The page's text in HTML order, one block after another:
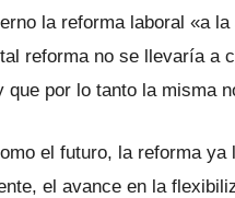
la reforma laboral «a
reforma no se llevaría a
que por lo tanto la misma
el futuro, la reforma
el avance en la